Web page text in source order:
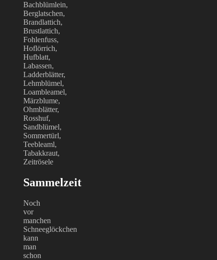
Bachblümlein,
Berglatschen,
Brandlattich,
Brustlattich,
Fohlenfuss,
Hoflörrich,
Hufblatt,
Labassen,
Ladderblätter,
Lehmblümel,
Loambleamel,
Märzblume,
Ohmblätter,
Rosshuf,
Sandblümel,
Sommertürl,
Teebleaml,
Tabakkraut,
Zeitrösele
Sammelzeit
Noch
vor
manchen
Schneeglöckchen
kann
man
schon